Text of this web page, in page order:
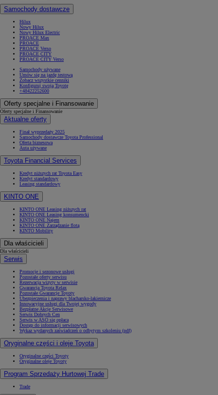
Samochody dostawcze
Hilux
Nowy Hilux
Nowy Hilux Electric
PROACE Max
PROACE
PROACE Verso
PROACE CITY
PROACE CITY Verso
Samochody używane
Umów się na jazdę testową
Zobacz wszystkie cenniki
Konfiguruj swoją Toyotę
+48422252600
Oferty specjalne i Finansowanie
Oferty specjalne i Finansowanie
Aktualne oferty
Finał wyprzedaży 2025
Samochody dostawcze Toyota Professional
Oferta biznesowa
Auta używane
Toyota Financial Services
Kredyt niższych rat Toyota Easy
Kredyt standardowy
Leasing standardowy
KINTO ONE
KINTO ONE Leasing niższych rat
KINTO ONE Leasing konsumencki
KINTO ONE Najem
KINTO ONE Zarządzanie flotą
KINTO Mobility
Dla właścicieli
Dla właścicieli
Serwis
Promocje i sezonowe usługi
Pozostałe oferty serwisu
Rezerwacja wizyty w serwisie
Gwarancja Toyota Relax
Pozostałe Gwarancje Toyoty
Ubezpieczenia i naprawy blacharsko-lakiernicze
Innowacyjne usługi dla Twojej wygody
Bezpłatne Akcje Serwisowe
Serwis Dobrych Cen
Serwis w ASO się opłaca
Dostęp do informacji serwisowych
Wykaz wydanych zaświadczeń o odbytym szkoleniu (pdf)
Oryginalne części i oleje Toyota
Oryginalne części Toyoty
Oryginalne oleje Toyoty
Program Sprzedaży Hurtowej Trade
Trade